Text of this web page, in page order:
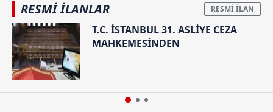
RESMİ İLANLAR
T.C. İSTANBUL 31. ASLİYE CEZA
MAHKEMESİNDEN